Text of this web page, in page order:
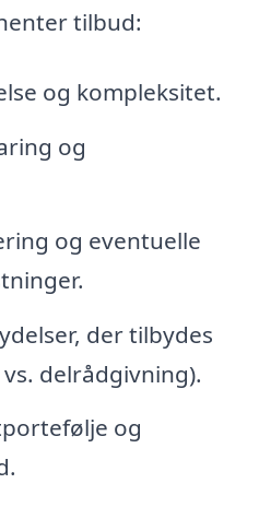
tilbud:
og kompleksitet.
og
og eventuelle
der tilbydes
delrådgivning).
og